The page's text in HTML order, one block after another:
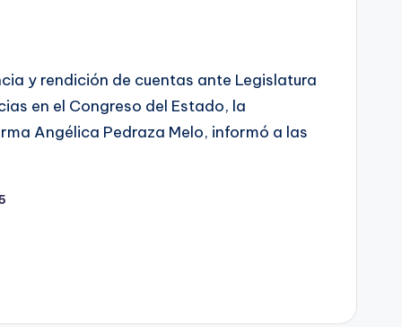
y rendición de cuentas ante Legislatura
en el Congreso del Estado, la
Angélica Pedraza Melo, informó a las